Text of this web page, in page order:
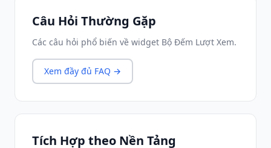
Câu Hỏi Thường Gặp
Các câu hỏi phổ biến về widget Bộ Đếm Lượt Xem.
Xem đầy đủ FAQ →
Tích Hợp theo Nền Tảng